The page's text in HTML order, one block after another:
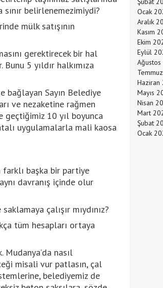
belirlenemezimiydi?
mülk satışının
gerektirecek bir hal
5 yıldır halkımıza
bağlayan Sayın Belediye
ve nezaketine rağmen
geçtiğimiz 10 yıl boyunca
uygulamalarla mali kaosa
farklı başka bir partiye
davranış içinde olur
çalışır mıydınız?
tüm hesapları ortaya
Mudanya’da nasıl
misali vur patlasın, çal
belediyemiz de
Ocak
Aralık
Kasım
Ekim
Eylül
Haziran
Mayıs
Nisan
Mart
Şubat
Ocak